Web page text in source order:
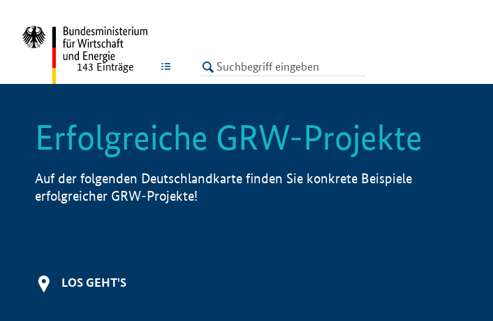
LISTE
143 Einträge
Erfolgreiche GRW-Projekte
Auf der folgenden Deutschlandkarte finden Sie konkrete Beispiele
erfolgreicher GRW-Projekte!
LOS GEHT'S